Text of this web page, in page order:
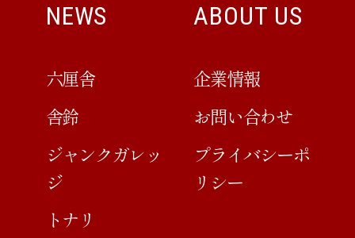
NEWS
六厘舎
舎鈴
ジャンクガレッ
ジ
トナリ
ABOUT US
企業情報
お問い合わせ
プライバシーポ
リシー